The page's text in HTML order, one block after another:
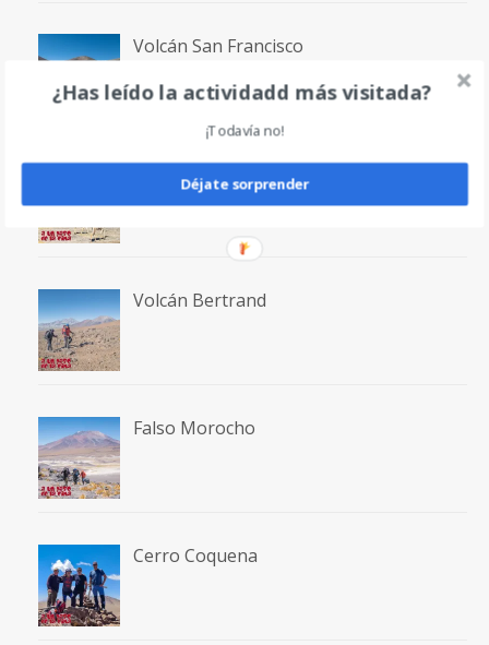
Volcán San Francisco
Laguna San Francisco
Volcán Bertrand
Falso Morocho
Cerro Coquena
¿Has leído la actividadd más visitada?
¡Todavía no!
Déjate sorprender